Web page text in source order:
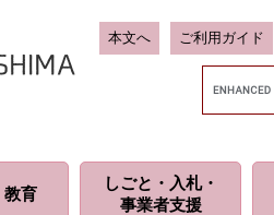
本文へ ご利用ガイド
教育
しごと・入札・
事業者支援